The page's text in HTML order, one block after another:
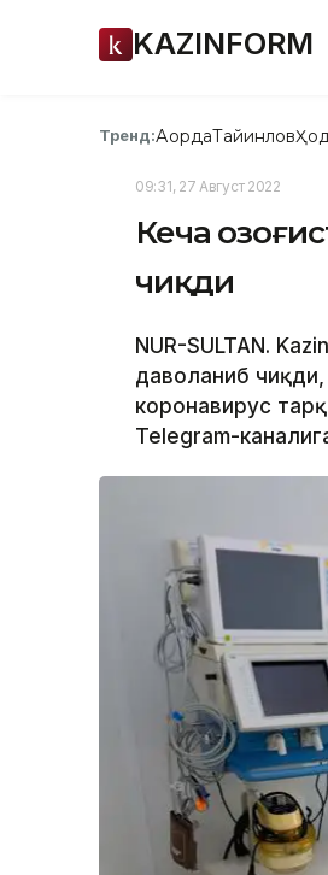
KAZINFORM
Тренд:АқордаТайинлов
09:31, 27 Август 2022
Кеча
чиқди
NUR-SULTAN.
даволаниб чиқди,
коронавирус
Telegram-